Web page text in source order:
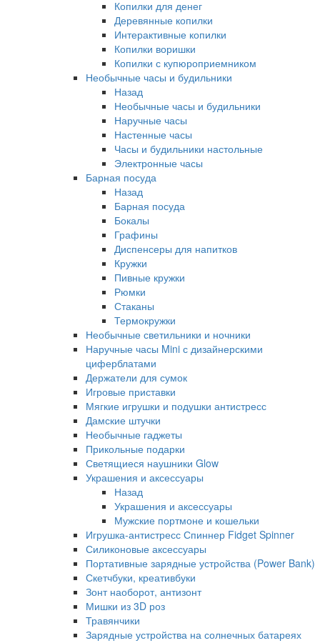
Копилки для денег
Деревянные копилки
Интерактивные копилки
Копилки воришки
Копилки с купюроприемником
Необычные часы и будильники
Назад
Необычные часы и будильники
Наручные часы
Настенные часы
Часы и будильники настольные
Электронные часы
Барная посуда
Назад
Барная посуда
Бокалы
Графины
Диспенсеры для напитков
Кружки
Пивные кружки
Рюмки
Стаканы
Термокружки
Необычные светильники и ночники
Наручные часы Mini с дизайнерскими
циферблатами
Держатели для сумок
Игровые приставки
Мягкие игрушки и подушки антистресс
Дамские штучки
Необычные гаджеты
Прикольные подарки
Светящиеся наушники Glow
Украшения и аксессуары
Назад
Украшения и аксессуары
Мужские портмоне и кошельки
Игрушка-антистресс Спиннер Fidget Spinner
Силиконовые аксессуары
Портативные зарядные устройства (Power Bank)
Скетчбуки, креативбуки
Зонт наоборот, антизонт
Мишки из 3D роз
Травянчики
Зарядные устройства на солнечных батареях